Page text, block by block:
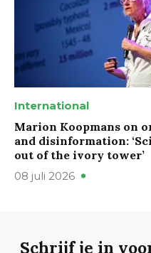
International
Marion Koopmans on
and disinformation:
out of the ivory tower’
08 juli 2026
Schrijf je in